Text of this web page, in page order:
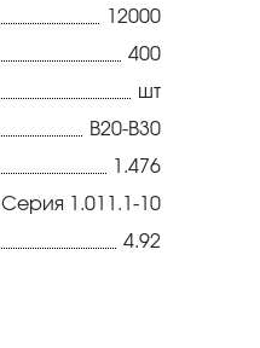
12000
400
шт
В20-В30
1.476
Серия 1.011.1-10
4.92